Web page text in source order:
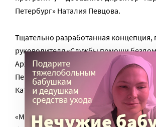
Петербург» Наталия Певцова.
Тщательно разработанная концепция,
руководителя «Службы помощи
Архиепархии Божией Матери в
Перминовой, — главная особенность
Католической церкви с бездомными.
«Мы занимаемся полным циклом